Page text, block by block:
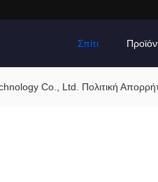
Σπίτι
Co., Ltd. Πολιτική